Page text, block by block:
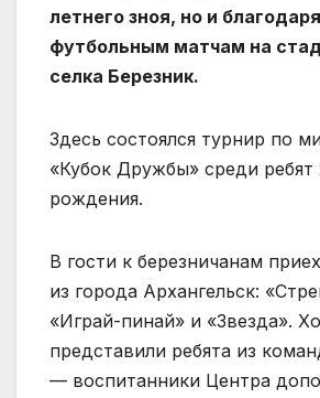
летнего зноя, но и
футбольным матчам на
селка Березник.
Здесь состоялся турнир по
«Кубок Дружбы» среди ребят
рождения.
В гости к березничанам
из города Архангельск:
«Играй-пинай» и «Звезда».
представили ребята из
— воспитанники Центра